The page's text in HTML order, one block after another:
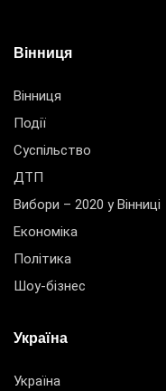
Вінниця
Вінниця
Події
Суспільство
ДТП
Вибори – 2020 у Вінниці
Економіка
Політика
Шоу-бізнес
Україна
Україна